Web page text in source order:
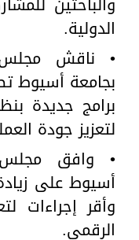
الدولية.
• ناقش مجلس
بجامعة أسيوط
برامج جديدة
لتعزيز جودة
• وافق مجلس
أسيوط على
وأقر إجراءات
الرقمي.